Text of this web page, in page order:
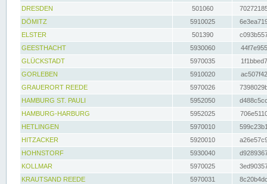
DRESDEN
501060
DÖMITZ
5910025
ELSTER
501390
GEESTHACHT
5930060
GLÜCKSTADT
5970035
GORLEBEN
5910020
GRAUERORT REEDE
5970026
HAMBURG ST. PAULI
5952050
HAMBURG-HARBURG
5952025
HETLINGEN
5970010
HITZACKER
5920010
HOHNSTORF
5930040
KOLLMAR
5970025
KRAUTSAND REEDE
5970031